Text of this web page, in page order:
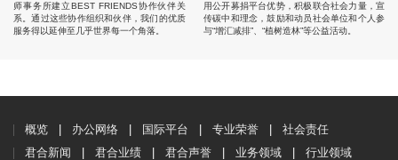
师事务所建立BEST FRIENDS协作伙伴关
系。通过这些协作组织和伙伴，我们的优质
服务得以延伸至几乎世界每一个角落。
用公开募捐平台优势，积极联合社会力量，宣
传碳中和理念，鼓励和动员社会单位和个人参
与“增汇减排”、“植树造林”等公益活动。
概览 办公网络 国际平台 专业荣誉
社会责任
君合新闻
君合业绩 君合声誉 业务领域
行业领域